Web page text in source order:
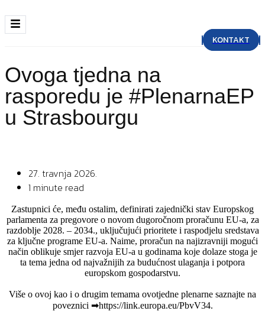
KONTAKT
Ovoga tjedna na
rasporedu je #PlenarnaEP
u Strasbourgu
27. travnja 2026.
1 minute read
Zastupnici će, među ostalim, definirati zajednički stav Europskog
parlamenta za pregovore o novom dugoročnom proračunu EU-a, za
razdoblje 2028. – 2034., uključujući prioritete i raspodjelu sredstava
za ključne programe EU-a. Naime, proračun na najizravniji mogući
način oblikuje smjer razvoja EU-a u godinama koje dolaze stoga je
ta tema jedna od najvažnijih za budućnost ulaganja i potpora
europskom gospodarstvu.
Više o ovoj kao i o drugim temama ovotjedne plenarne saznajte na
poveznici ➡https://link.europa.eu/PbvV34.